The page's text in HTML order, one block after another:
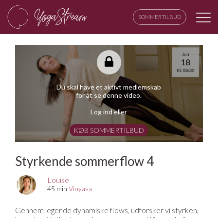
SOMMERTILBUD
Du skal have et aktivt medlemskab
for at se denne video.
Log ind eller
KØB SOMMERTILBUD
Styrkende sommerflow 4
Louise
45 minVinyasa
Gennem legende dynamiske flows, udforsker vi styrken,